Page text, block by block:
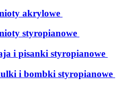
akrylowe
styropianowe
i pisanki styropianowe
i bombki styropianowe